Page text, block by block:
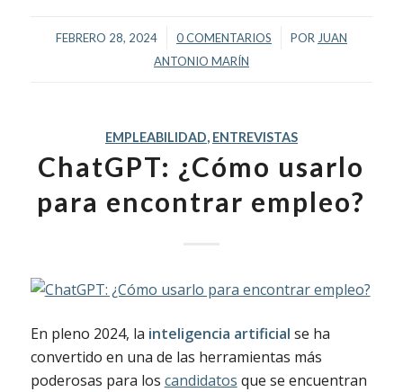
FEBRERO 28, 2024
/ 0 COMENTARIOS
/ POR JUAN
ANTONIO MARÍN
EMPLEABILIDAD, ENTREVISTAS
ChatGPT: ¿Cómo usarlo
para encontrar empleo?
En pleno 2024, la inteligencia artificial se ha
convertido en una de las herramientas más
poderosas para los candidatos que se encuentran